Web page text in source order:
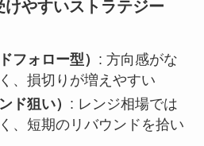
やすいストラテジー
フォロー型） : 方向感がな
、損切りが増えやすい
ド狙い） : レンジ相場では
、短期のリバウンドを拾い